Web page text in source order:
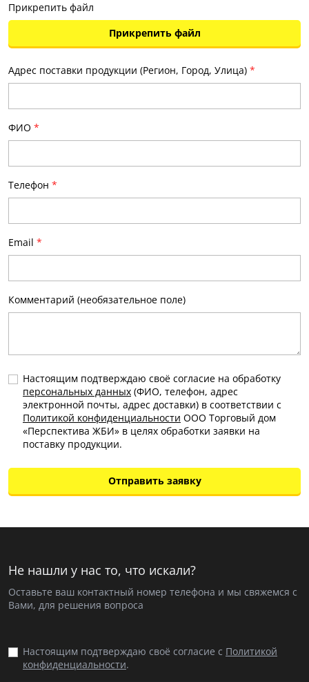
Прикрепить файл
Прикрепить файл
Адрес поставки продукции (Регион, Город, Улица) *
ФИО *
Телефон *
Email *
Комментарий (необязательное поле)
Настоящим подтверждаю своё согласие на обработку
персональных данных (ФИО, телефон, адрес
электронной почты, адрес доставки) в соответствии с
Политикой конфиденциальности ООО Торговый дом
«Перспектива ЖБИ» в целях обработки заявки на
поставку продукции.
Отправить заявку
Не нашли у нас то, что искали?
Оставьте ваш контактный номер телефона и мы свяжемся с
Вами, для решения вопроса
Настоящим подтверждаю своё согласие с Политикой
конфиденциальности.